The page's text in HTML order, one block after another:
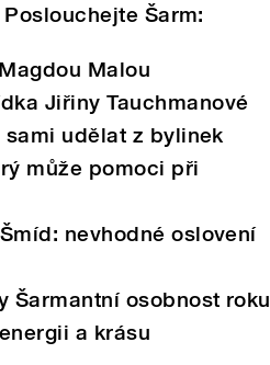
Šarm:
Malou
Jiřiny Tauchmanové
sami udělat z bylinek
může pomoci při
nevhodné oslovení
Šarmantní osobnost roku
a krásu